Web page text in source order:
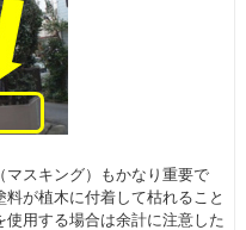
スキング）もかなり重要で
が植木に付着して枯れること
用する場合は余計に注意した